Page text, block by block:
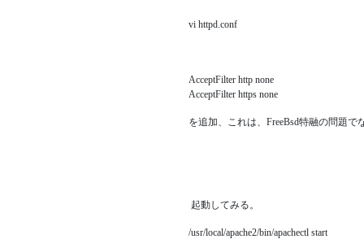
vi httpd.conf
AcceptFilter http none
AcceptFilter https none
を追加、これは、FreeBsd特融の問題
起動してみる。
/usr/local/apache2/bin/apachectl start